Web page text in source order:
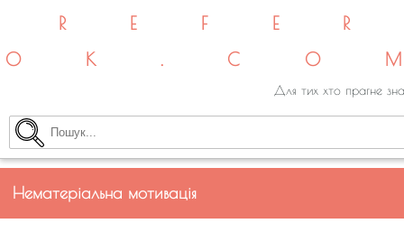
Для тих хто прагне
Нематеріальна мотивація